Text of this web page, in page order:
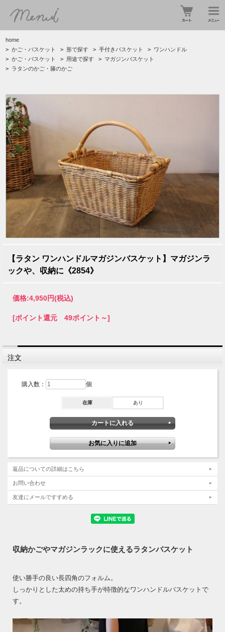
home
> かご・バスケット > 形で探す > 手付きバスケット > ワンハンドル
> かご・バスケット > 用途で探す > マガジンバスケット
> ラタンのかご・籐のかご
【ラタン ワンハンドルマガジンバスケット】マガジンラ
ックや、収納に《2854》
価格:4,950円(税込)
[ポイント還元 49ポイント～]
注文
購入数： 個
在庫 あり
返品についての詳細はこちら
お問い合わせ
友達にメールですすめる
収納かごやマガジンラックに使えるラタンバスケット
使い勝手の良い長四角のフォルム。
しっかりとした太めの持ち手が特徴的なワンハンドルバスケットで
す。